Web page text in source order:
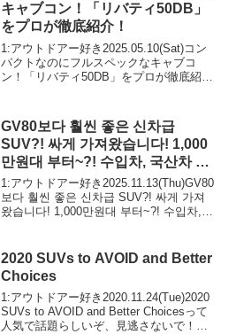
キャブコン！「リバティ50DB」
をプロが徹底紹介！
1:アウトドアー好き2025.05.10(Sat)コン
パクトなのにフルスペックなキャブコ
ン！「リバティ50DB」をプロが徹底紹
2025.05.10(Sat)この動画は注目です！...
GV80보다 훨씬 좋은 신차급
SUV?! 싸게 가져왔습니다! 1,000
만원대 부터~?! 수입차, 국산차 총
5대 추천
1:アウトドアー好き2025.11.13(Thu)GV80
보다 훨씬 좋은 신차급 SUV?! 싸게 가져
왔습니다! 1,000만원대 부터~?! 수입차,
き...
2020 SUVs to AVOID and Better
Choices
1:アウトドアー好き2020.11.24(Tue)2020
SUVs to AVOID and Better Choicesって
人気で話題らしいぞ、見逃さないで！！